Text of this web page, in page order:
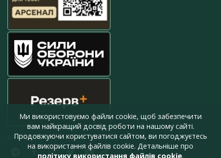
press@armyinform.com.ua
Ми використовуємо файли cookie, щоб забезпечити
вам найкращий досвід роботи на нашому сайті.
Продовжуючи користуватися сайтом, ви погоджуєтесь
на використання файлів cookie. Детальніше про
політику використання файлів cookie.